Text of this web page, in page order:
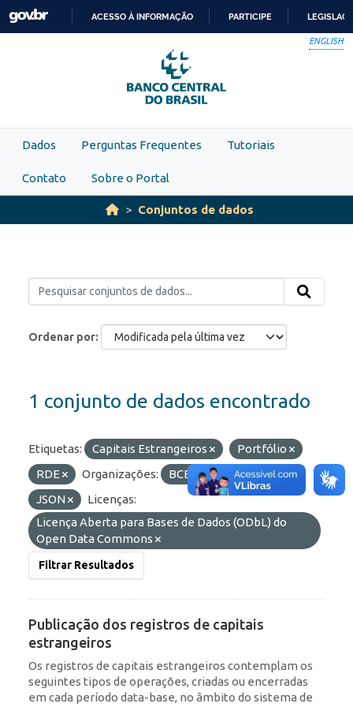
Skip to main content
PARA
O
CONTEÚDO
ACESSO À INFORMAÇÃO PARTICIPE
ENGLISH
Dados Perguntas Frequentes Tutoriais
Contato Sobre o Portal
Conjuntos de dados
Ordenar por
1 conjunto de dados encontrado
Etiquetas: Capitais Estrangeiros
Portfólio
RDE
Organizações: BCB/Dstat
Formatos:
JSON
Licenças:
Licença Aberta para Bases de Dados (ODbL) do
Open Data Commons
Filtrar Resultados
Publicação dos registros de capitais
estrangeiros
Os registros de capitais estrangeiros contemplam os
seguintes tipos de operações, criadas ou encerradas
em cada período data-base, no âmbito do sistema de